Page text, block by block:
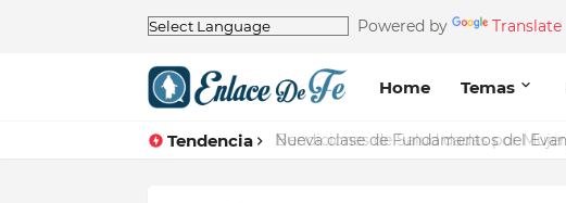
Powered by Translate
Home Temas
Tendencia Nueva clase de Fundamentos del